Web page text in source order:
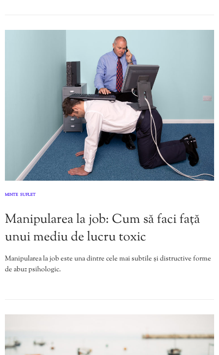
MINTE SUFLET
Manipularea la job: Cum să faci față
unui mediu de lucru toxic
Manipularea la job este una dintre cele mai subtile și distructive forme
de abuz psihologic.